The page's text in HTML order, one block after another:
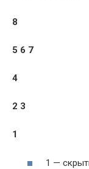
8
5 6 7
4
2 3
1
1 —